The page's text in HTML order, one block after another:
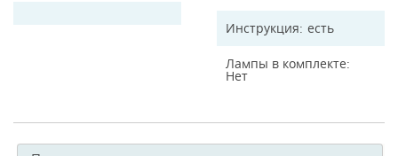
Инструкция есть
Лампы в комплекте
Нет